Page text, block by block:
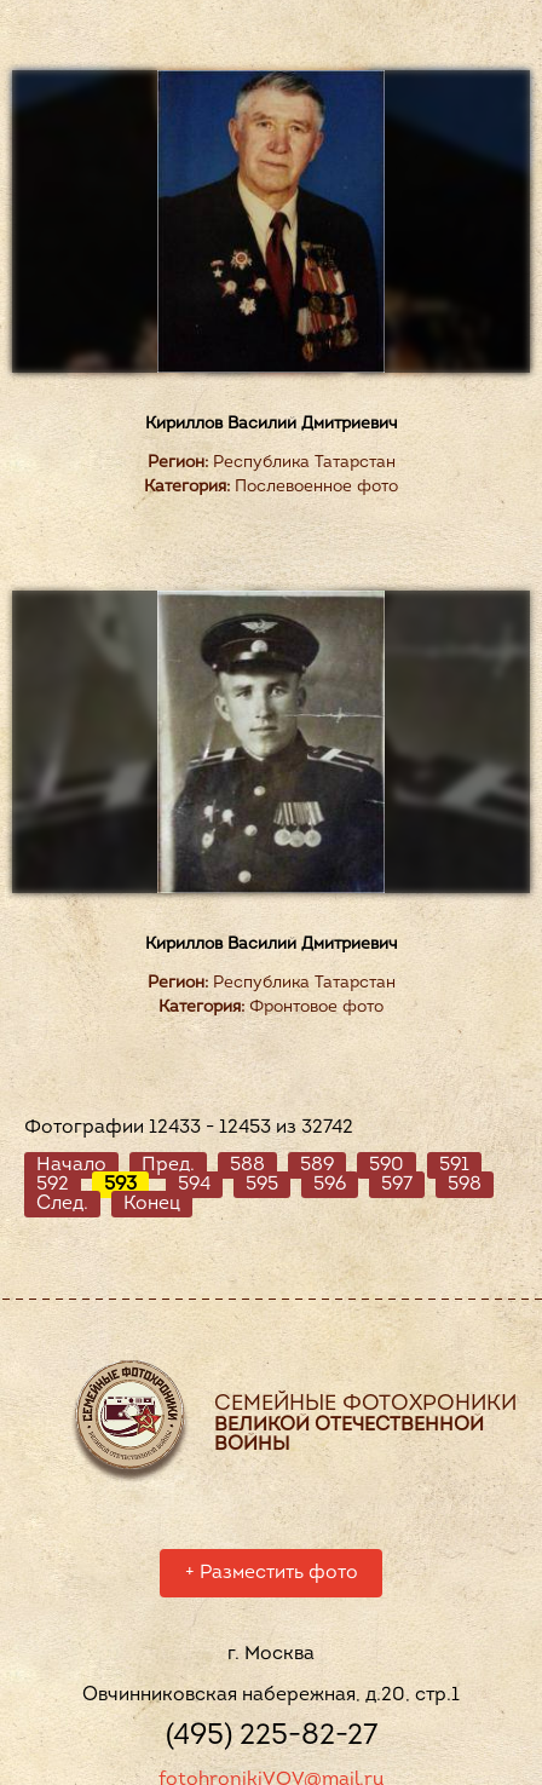
Кириллов Василий Дмитриевич
Регион:Республика Татарстан
Категория: Послевоенное фото
Кириллов Василий Дмитриевич
Регион:Республика Татарстан
Категория:Фронтовое фото
Фотографии 12433 - 12453 из 32742
Начало
Пред. 588 589 590
591
592
593 594 595 596 597
598
След.
Конец
СЕМЕЙНЫЕ ФОТОХРОНИКИ
ВЕЛИКОЙ ОТЕЧЕСТВЕННОЙ
ВОЙНЫ
+ Разместить фото
г. Москва
Овчинниковская набережная, д.20, стр.1
(495) 225-82-27
fotohronikiVOV@mail.ru